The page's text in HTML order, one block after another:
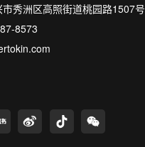
秀洲区高照街道桃园路1507号
8573